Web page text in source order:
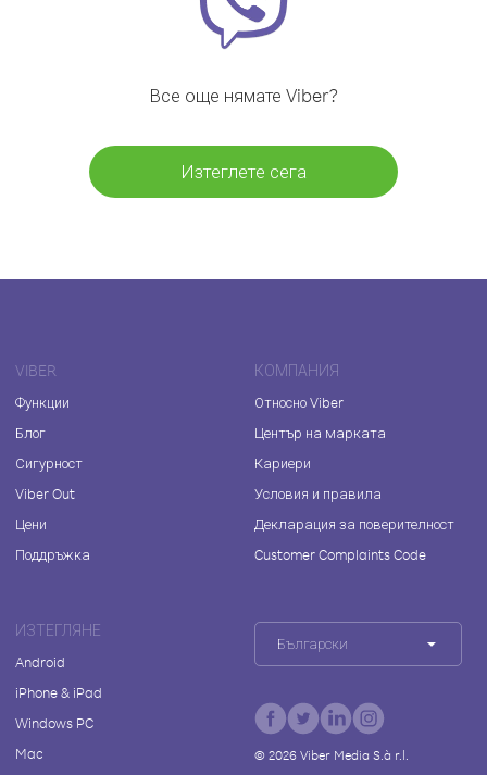
Все още нямате Viber?
Изтеглете сега
VIBER
Функции
Блог
Сигурност
Viber Out
Цени
Поддръжка
КОМПАНИЯ
Относно Viber
Център на марката
Кариери
Условия и правила
Декларация за поверителност
Customer Complaints Code
ИЗТЕГЛЯНЕ
Android
iPhone & iPad
Windows PC
Mac
Български
© 2026Viber Media S.à r.l.